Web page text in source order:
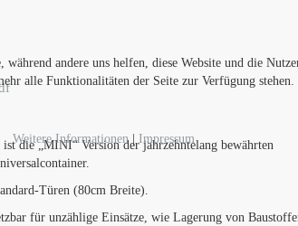
die „MINI“ Version der jahrzehntelang bewährten
Türen (80cm Breite).
für unzählige Einsätze, wie Lagerung von
andere uns helfen, diese Website und die
alle Funktionalitäten der Seite zur Verfügung stehen.
Weitere Informationen| Impressum